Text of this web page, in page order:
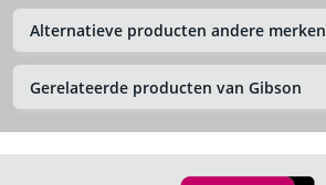
Alternatieve producten andere merken
Gerelateerde producten van Gibson